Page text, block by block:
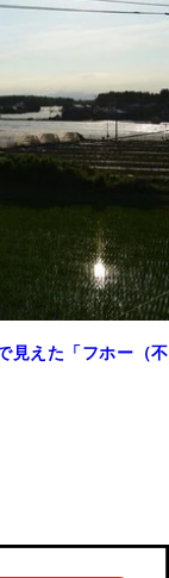
見えた「フホー（不